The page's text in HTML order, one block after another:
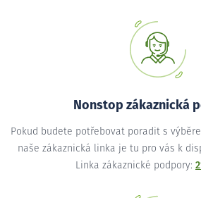
Nonstop zákaznická
Pokud budete potřebovat poradit s
naše zákaznická linka je tu pro vás k
Linka zákaznické podpory: